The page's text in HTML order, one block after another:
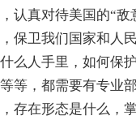
认真对待美国的“
保卫我们国家和人
么人手里，如何保
等，都需要有专业
存在形态是什么，